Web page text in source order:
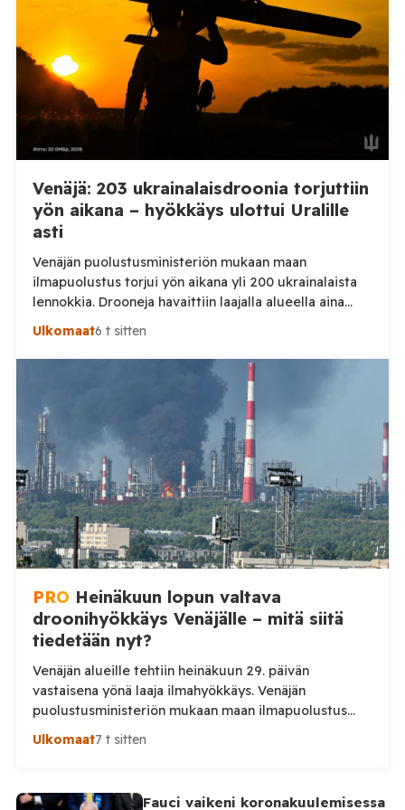
kaupunkiin sekä […]
Venäjä: 203 ukrainalaisdroonia torjuttiin
yön aikana – hyökkäys ulottui Uralille
asti
Venäjän puolustusministeriön mukaan maan
ilmapuolustus torjui yön aikana yli 200 ukrainalaista
lennokkia. Drooneja havaittiin laajalla alueella aina
Uralille asti. Venäjän puolustusministeriön virallisen
yhteensä 203 ukrainalaista kiinteäsiipistä
miehittämätöntä ilma-alusta torstai-illan 6. elokuuta
ja perjantaiaamun 7. elokuuta välisenä aikana.
Ministeriön ilmoitus koskee aikaväliä kello 20–08
Moskovan aikaa. Ministeriön mukaan drooneja
torjuttiin […]
Ulkomaat6 t sitten
PRO Heinäkuun lopun valtava
droonihyökkäys Venäjälle – mitä siitä
tiedetään nyt?
Venäjän alueille tehtiin heinäkuun 29. päivän
vastaisena yönä laaja ilmahyökkäys. Venäjän
puolustusministeriön mukaan maan ilmapuolustus
torjui yön aikana 295 ukrainalaista lennokkia. Iskuissa
ilmapuolustus torjui yön aikana yhteensä 295
Ulkomaat7 t sitten
Fauci vaikeni koronakuulemisessa